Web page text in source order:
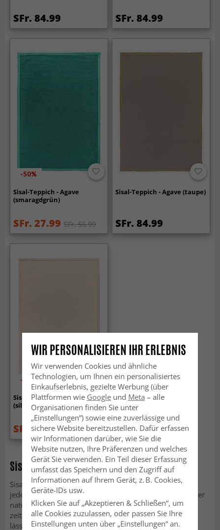
SFr. 84.99 SFr. 84.99
-50%
Sisal-Teppich - Agave
(smaragdgrün)
SFr. 27.99 SFr. 55.99
Sisal-Teppich - Agave (taupe)
SFr. 84.99
-50%
Sisal-Teppich - Agave
(silber/grau)
SFr. 27.99 SFr. 55.99
Sisalteppich 200x300 kombinieren
Sisalteppiche sind wunderschöne Naturprodukte, die
jedem Zuhause einen besonderen Touch geben. Dank der
natürlichen Farbgebung der Sisalfaser haben sie einen
zeitlosen, schlichten Stil, der sich optimal kombinieren
lässt. Sisalteppich 200x300 wirken unaufdringlich und
WIR PERSONALISIEREN IHR ERLEBNIS
Wir verwenden Cookies und ähnliche
Technologien, um Ihnen ein personalisiertes
Einkaufserlebnis, gezielte Werbung (über
Plattformen wie Googleund Meta – alle
Organisationen finden Sie unter
„Einstellungen“) sowie eine zuverlässige und
sichere Website bereitzustellen. Dafür erfassen
wir Informationen darüber, wie Sie die
Website nutzen, Ihre Präferenzen und welches
Gerät Sie verwenden. Ein Teil dieser Erfassung
umfasst das Speichern und den Zugriff auf
Informationen auf Ihrem Gerät, z. B. Cookies,
Geräte-IDs usw.
Klicken Sie auf „Akzeptieren & Schließen“, um
alle Cookies zuzulassen, oder passen Sie Ihre
Einstellungen unten über „Einstellungen“ an.